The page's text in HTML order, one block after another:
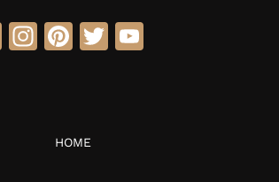
Facebook
Instagram
Pinterest
TwitterYouTube
HOME